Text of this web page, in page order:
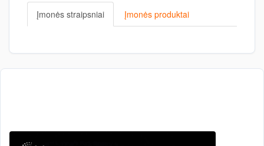
Įmonės straipsniai Įmonės produktai